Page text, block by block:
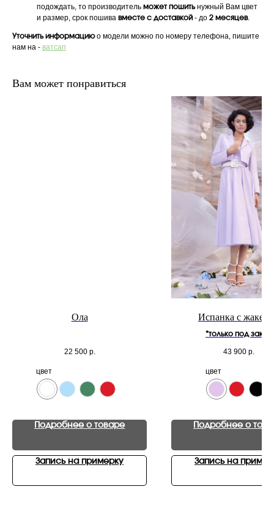
подождать, то производитель может пошитьнужный Вам цвет
и размер, срок пошива вместе с доставкой- до 2 месяцев.
Уточнить информациюо модели можно по номеру телефона, пишите
нам на - ватсап
Вам может понравиться
Ола
22 500 р.
цвет
Подробнее о товаре
Запись на примерку
Испанка с
*только под заказ
43 900 р.
цвет
Подробнее о
Запись на